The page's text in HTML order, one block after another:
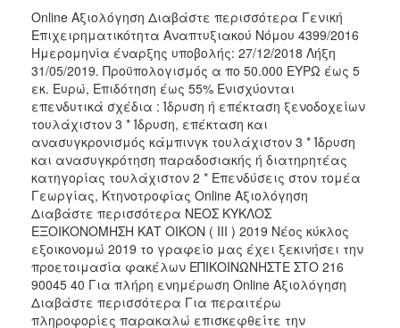
Online Αξιολόγηση Διαβάστε περισσότερα Γενική
Επιχειρηματικότητα Αναπτυξιακού Νόμου 4399/2016 ​
Ημερομηνία έναρξης υποβολής: 27/12/2018 Λήξη
31/05/2019. Προϋπολογισμός α πο 50.000 ΕΥΡΩ έως 5
εκ. Ευρώ, Επιδότηση έως 55% Ενισχύονται
επενδυτικά σχέδια : Ίδρυση ή επέκταση ξενοδοχείων
τουλάχιστον 3 * Ίδρυση, επέκταση και
ανασυγκρονισμός κάμπινγκ τουλάχιστον 3 * Ίδρυση
και ανασυγκρότηση παραδοσιακής ή διατηρητέας
κατηγορίας τουλάχιστον 2 * Επενδύσεις στον τομέα
Γεωργίας, Κτηνοτροφίας Online Αξιολόγηση
Διαβάστε περισσότερα ΝΕΟΣ ΚΥΚΛΟΣ
ΕΞΟΙΚΟΝΟΜΗΣΗ ΚΑΤ ΟΙΚΟΝ ( ΙΙΙ ) 2019 Νέος κύκλος
εξοικονομώ 2019 το γραφείο μας έχει ξεκινήσει την
προετοιμασία φακέλων ΕΠΙΚΟΙΝΩΝΗΣΤΕ ΣΤΟ 216
90045 40 Για πλήρη ενημέρωση Online Αξιολόγηση
Διαβάστε περισσότερα Για περαιτέρω
πληροφορίες παρακαλώ επισκεφθείτε την